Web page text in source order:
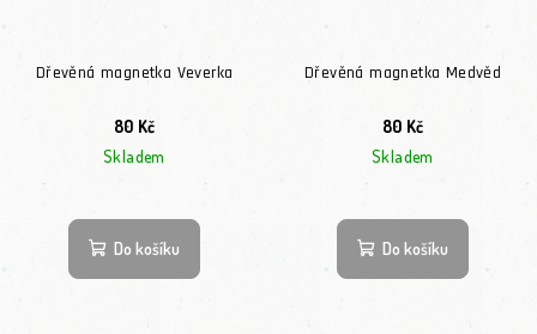
Dřevěná magnetka Veverka
80 Kč
Skladem
Do košíku
Dřevěná magnetka Medvěd
80 Kč
Skladem
Do košíku